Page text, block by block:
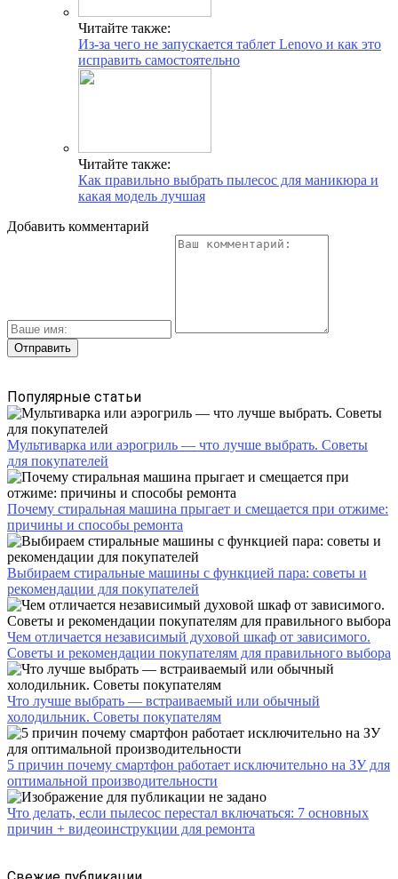
Читайте также:
Из-за чего не запускается таблет Lenovo и как это
исправить самостоятельно
Читайте также:
Как правильно выбрать пылесос для маникюра и
какая модель лучшая
Добавить комментарий
Популярные статьи
Мультиварка или аэрогриль — что лучше выбрать. Советы
для покупателей
Почему стиральная машина прыгает и смещается при отжиме:
причины и способы ремонта
Выбираем стиральные машины с функцией пара: советы и
рекомендации для покупателей
Чем отличается независимый духовой шкаф от зависимого.
Советы и рекомендации покупателям для правильного выбора
Что лучше выбрать — встраиваемый или обычный
холодильник. Советы покупателям
5 причин почему смартфон работает исключительно на ЗУ для
оптимальной производительности
Что делать, если пылесос перестал включаться: 7 основных
причин + видеоинструкции для ремонта